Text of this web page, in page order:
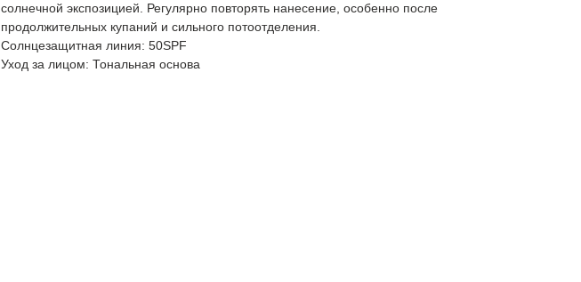
солнечной экспозицией. Регулярно повторять нанесение, особенно после
продолжительных купаний и сильного потоотделения.
Солнцезащитная линия: 50SPF
Уход за лицом: Тональная основа